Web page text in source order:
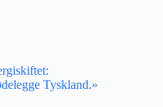
Tyskland.»